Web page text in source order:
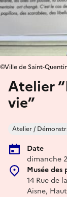
Atelier
vie”
Atelier /
Date
dimanche
Musée des
14 Rue de
Aisne,
©Ville de Saint-